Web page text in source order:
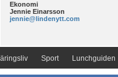
Ekonomi
Jennie Einarsson
jennie@lindenytt.com
Sport Lunchguiden